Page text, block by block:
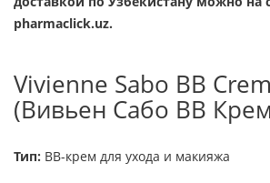
pharmaclick.uz.
Vivienne Sabo BB
(Вивьен Сабо BB
Тип: BB-крем для ухода и макияжа